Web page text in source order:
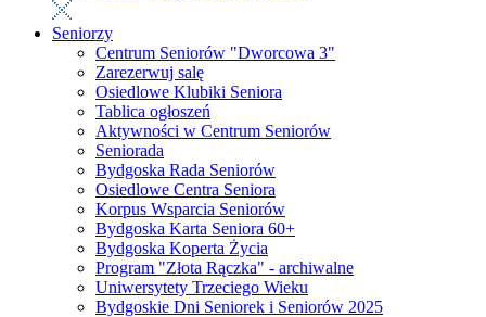
Seniorzy
Centrum Seniorów "Dworcowa 3"
Zarezerwuj salę
Osiedlowe Klubiki Seniora
Tablica ogłoszeń
Aktywności w Centrum Seniorów
Seniorada
Bydgoska Rada Seniorów
Osiedlowe Centra Seniora
Korpus Wsparcia Seniorów
Bydgoska Karta Seniora 60+
Bydgoska Koperta Życia
Program "Złota Rączka" - archiwalne
Uniwersytety Trzeciego Wieku
Bydgoskie Dni Seniorek i Seniorów 2025